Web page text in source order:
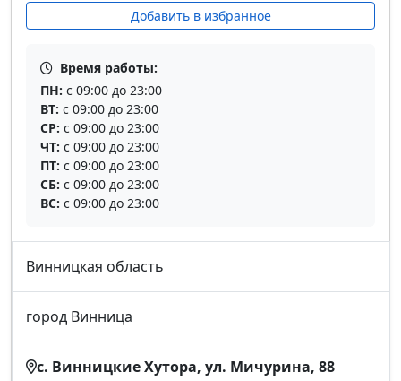
Добавить в избранное
Время работы:
ПН: с 09:00 до 23:00
ВТ: с 09:00 до 23:00
СР: с 09:00 до 23:00
ЧТ: с 09:00 до 23:00
ПТ: с 09:00 до 23:00
СБ: с 09:00 до 23:00
ВС: с 09:00 до 23:00
Винницкая область
город Винница
с. Винницкие Хутора, ул. Мичурина, 88